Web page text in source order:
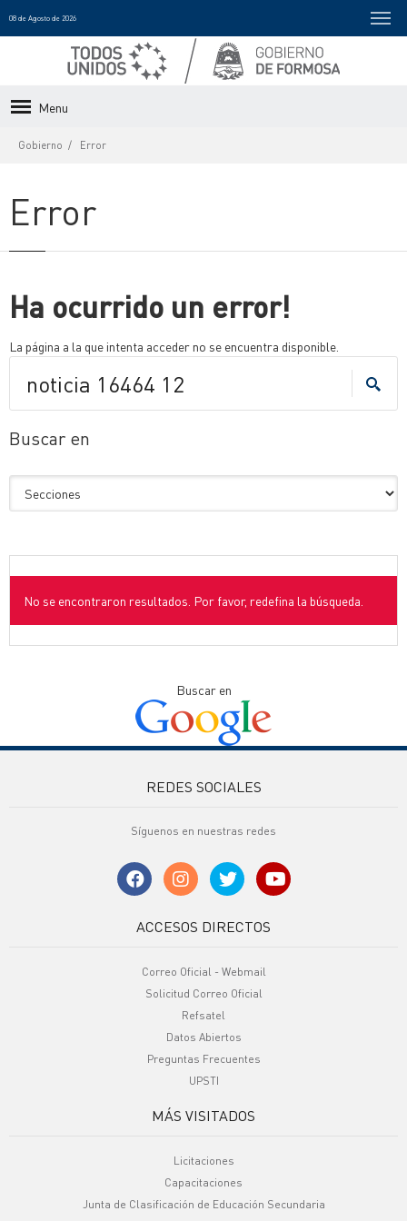
08 de Agosto de 2026
Menu
Gobierno Error
Error
Ha ocurrido un error!
La página a la que intenta acceder no se encuentra disponible.
Buscar en
No se encontraron resultados. Por favor, redefina la búsqueda.
Buscar en
REDES SOCIALES
Síguenos en nuestras redes
ACCESOS DIRECTOS
Correo Oficial - Webmail
Solicitud Correo Oficial
Refsatel
Datos Abiertos
Preguntas Frecuentes
UPSTI
MÁS VISITADOS
Licitaciones
Capacitaciones
Junta de Clasificación de Educación Secundaria